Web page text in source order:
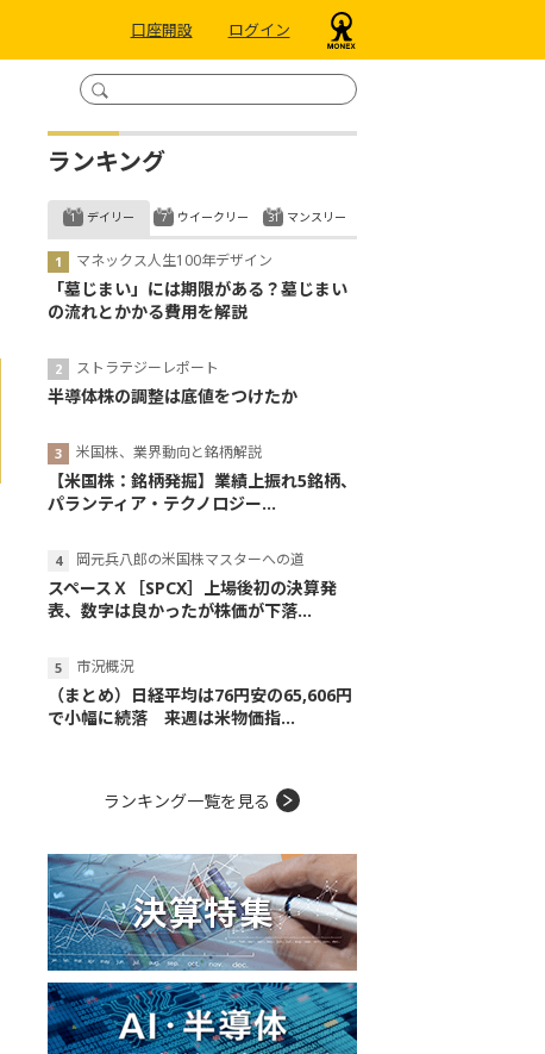
口座開設 ログイン
ランキング
デイリー
マネックス人生100年デザイン
「墓じまい」には期限がある？墓じまい
の流れとかかる費用を解説
ストラテジーレポート
半導体株の調整は底値をつけたか
米国株、業界動向と銘柄解説
【米国株：銘柄発掘】業績上振れ5銘柄、
パランティア・テクノロジー...
岡元兵八郎の米国株マスターへの道
スペースＸ［SPCX］上場後初の決算発
表、数字は良かったが株価が下落...
市況概況
（まとめ）日経平均は76円安の65,606円
で小幅に続落 来週は米物価指...
ウイークリー マンスリー
ランキング一覧を見る